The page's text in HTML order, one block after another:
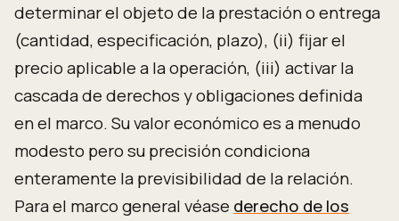
determinar el objeto de la prestación o entrega
(cantidad, especificación, plazo), (ii) fijar el
precio aplicable a la operación, (iii) activar la
cascada de derechos y obligaciones definida
en el marco. Su valor económico es a menudo
modesto pero su precisión condiciona
enteramente la previsibilidad de la relación.
Para el marco general véase derecho de los